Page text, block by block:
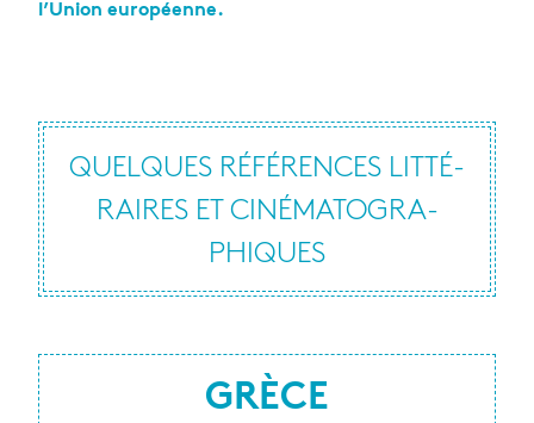
l’Union euro­péenne.
QUELQUES RÉFÉ­RENCES LIT­TÉ­
RAIRES ET CINÉ­MA­TO­GRA­
PHIQUES
GRÈCE